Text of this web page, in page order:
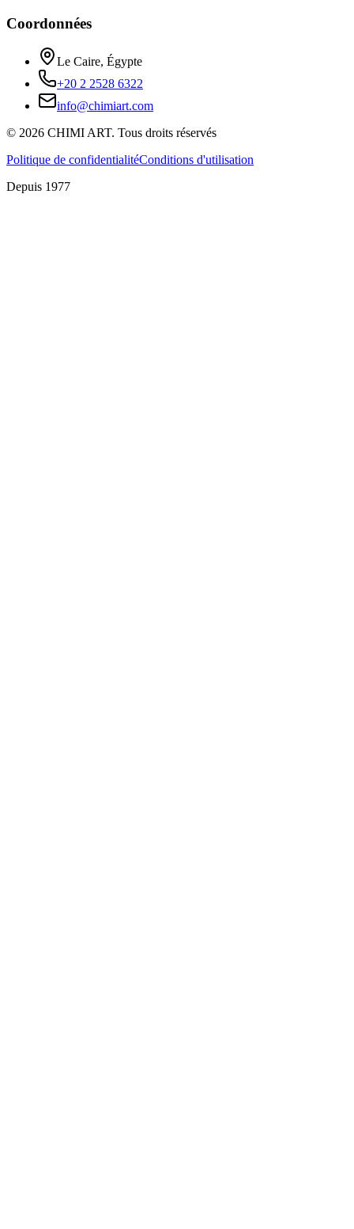
Coordonnées
Le Caire, Égypte
+20 2 2528 6322
info@chimiart.com
© 2026 CHIMI ART. Tous droits réservés
Politique de confidentialitéConditions d'utilisation
Depuis 1977